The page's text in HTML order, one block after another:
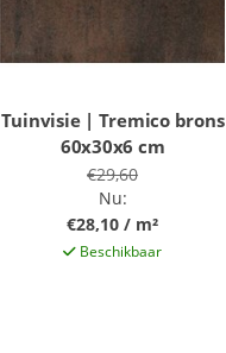
Tuinvisie | Tremico brons
60x30x6 cm
€29,60
Nu:
€28,10 / m²
Beschikbaar